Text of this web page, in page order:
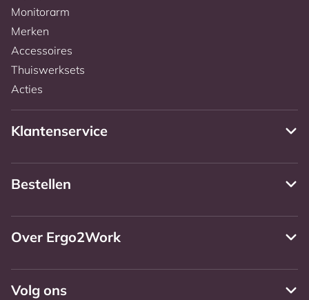
Monitorarm
Merken
Accessoires
Thuiswerksets
Acties
Klantenservice
Bestellen
Over Ergo2Work
Volg ons